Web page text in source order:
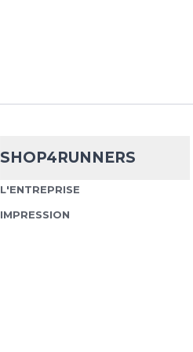
SHOP4RUNNERS
L'ENTREPRISE
IMPRESSION